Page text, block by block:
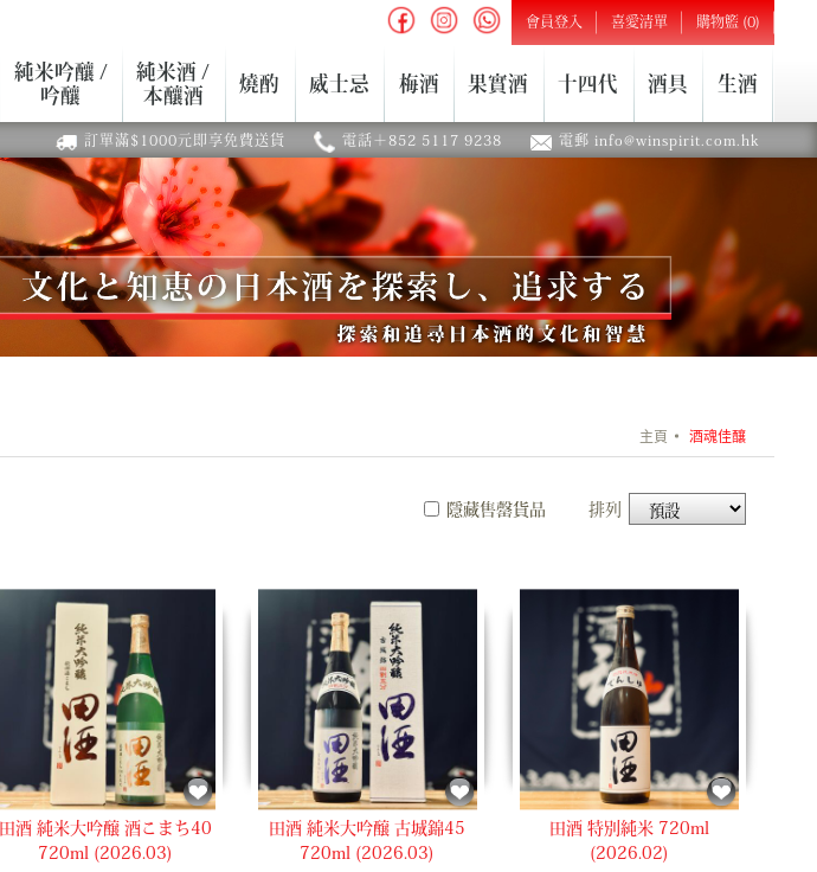
會員登入 喜愛清單 購物籃 (0)
純米吟釀 /
吟釀
純米酒 /
本釀酒
燒酌 威士忌 梅酒 果實酒 十四代 酒具 生酒
訂單滿$1000元即享免費送貨 電話＋852 5117 9238 電郵 info@winspirit.com.hk
主頁 酒魂佳釀
隱藏售罄貨品 排列
田酒 純米大吟醸 酒こまち40
720ml (2026.03)
田酒 純米大吟醸 古城錦45
720ml (2026.03)
田酒 特別純米 720ml
(2026.02)